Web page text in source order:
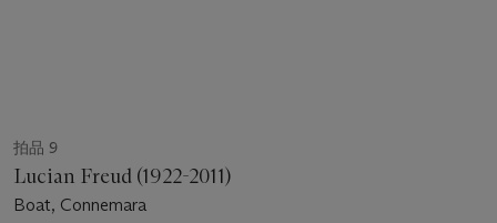
拍品 9
Lucian Freud (1922-2011)
Boat, Connemara